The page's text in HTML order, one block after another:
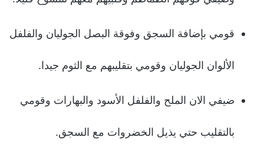
قومي بإضافة السجق وفوقة البصل الجوليان والفلفل
الألوان الجوليان وقومي بتقليبهم مع الثوم جيدا.
ضيفي الان الملح والفلفل الأسود والبهارات وقومي
بالتقليب حتي يذيل الخضروات مع السجق.